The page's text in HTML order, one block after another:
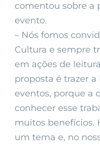
comentou sobre a
evento.
– Nós fomos
Cultura e sempre
em ações de
proposta é trazer a
eventos, porque a
conhecer esse
muitos benefícios.
um tema e, no